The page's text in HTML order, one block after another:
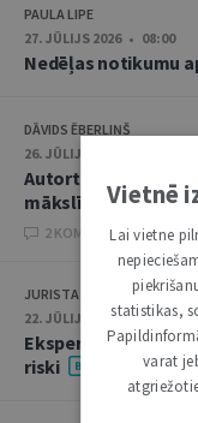
PAULA LIPE
27. JŪLIJS 2026 • 08:00
Nedēļas notikumu
DĀVIDS ĒBERLIŅŠ
26. JŪLIJS 2026 • 08:00
Autortiesību
mākslīgā intelekta
2 KOMENTĀRI
JURISTA VĀRDS
22. JŪLIJS 2026 • 14:00
Ekspertu saruna
riski
Vietnē
Lai vietne
statistikas,
varat